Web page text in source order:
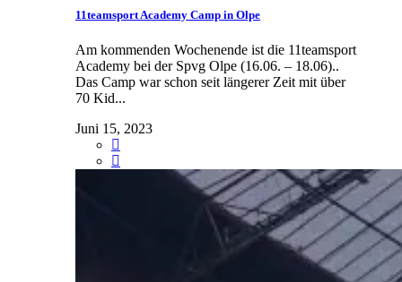
11teamsport Academy Camp in Olpe
Am kommenden Wochenende ist die 11teamsport
Academy bei der Spvg Olpe (16.06. – 18.06)..
Das Camp war schon seit längerer Zeit mit über
70 Kid...
Juni 15, 2023